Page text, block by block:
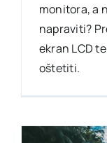
monitora, a
napraviti?
ekran LCD
oštetiti.